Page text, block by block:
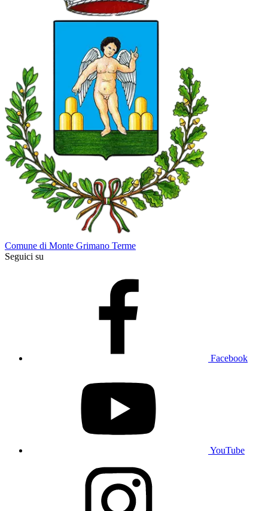
Comune di Monte Grimano Terme
Seguici su
Facebook
YouTube